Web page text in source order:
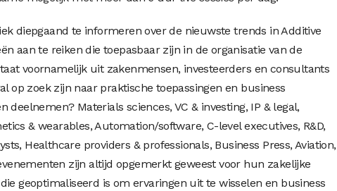
diepgaand te informeren over de nieuwste trends in Additive
aan te reiken die toepasbaar zijn in de organisatie van de
voornamelijk uit zakenmensen, investeerders en consultants
op zoek zijn naar praktische toepassingen en business
deelnemen? Materials sciences, VC & investing, IP & legal,
& wearables, Automation/software, C-level executives, R&D,
Healthcare providers & professionals, Business Press, Aviation,
zijn altijd opgemerkt geweest voor hun zakelijke
geoptimaliseerd is om ervaringen uit te wisselen en business